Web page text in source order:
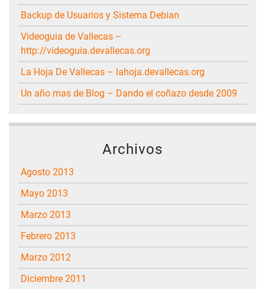
Backup de Usuarios y Sistema Debian
Videoguia de Vallecas –
http://videoguia.devallecas.org
La Hoja De Vallecas – lahoja.devallecas.org
Un año mas de Blog – Dando el coñazo desde 2009
Archivos
agosto 2013
mayo 2013
marzo 2013
febrero 2013
marzo 2012
diciembre 2011